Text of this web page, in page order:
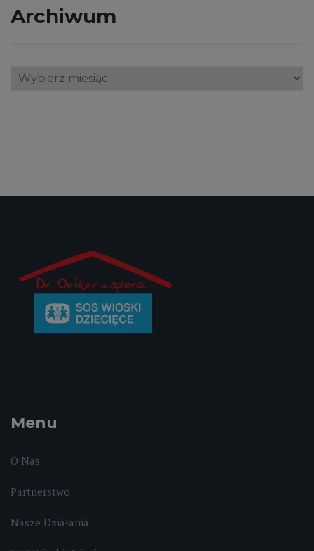
Archiwum
Archiwum
Menu
O Nas
Partnerstwo
Nasze Działania